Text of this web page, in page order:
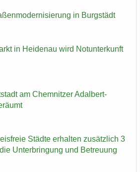
in Burg­städt
in Hei­den­au wird Not­un­ter­kunft
am Chem­nit­zer Adalbert-​
Städ­te er­hal­ten zu­sätz­lich 3
Un­ter­brin­gung und Be­treu­ung